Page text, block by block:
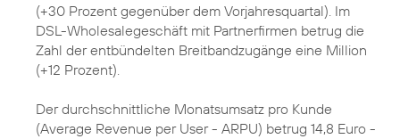
(+30 Prozent gegenüber dem Vorjahresquartal). Im
DSL-Wholesalegeschäft mit Partnerfirmen betrug die
Zahl der entbündelten Breitbandzugänge eine Million
(+12 Prozent).
Der durchschnittliche Monatsumsatz pro Kunde
(Average Revenue per User - ARPU) betrug 14,8 Euro -